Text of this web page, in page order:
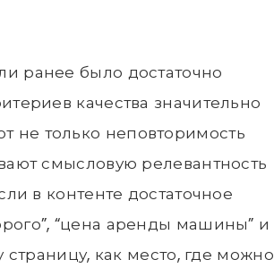
ранее было достаточно
качества значительно
только неповторимость
смысловую релевантность
в контенте достаточное
“цена аренды машины” и
как место, где можно